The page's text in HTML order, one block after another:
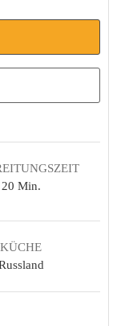
20Minuten
Min.
KÜCHE